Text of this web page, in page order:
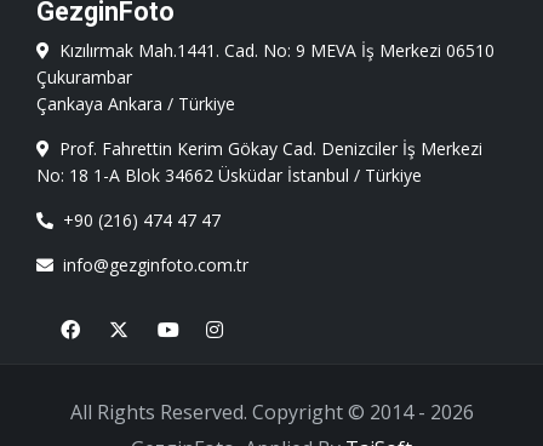
GezginFoto
Kızılırmak Mah.1441. Cad. No: 9 MEVA İş Merkezi 06510
Çukurambar
Çankaya Ankara / Türkiye
Prof. Fahrettin Kerim Gökay Cad. Denizciler İş Merkezi
No: 18 1-A Blok 34662 Üsküdar İstanbul / Türkiye
+90 (216) 474 47 47
info@gezginfoto.com.tr
All Rights Reserved. Copyright © 2014 - 2026